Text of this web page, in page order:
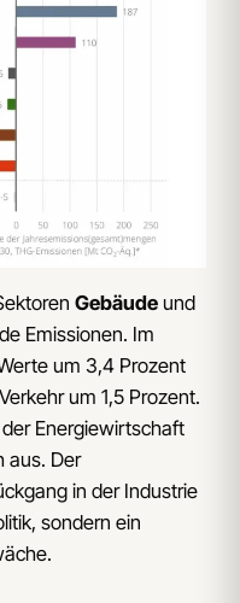
Gebäude und
Emissionen. Im
um 3,4 Prozent
um 1,5 Prozent.
Energiewirtschaft
aus. Der
in der Industrie
sondern ein